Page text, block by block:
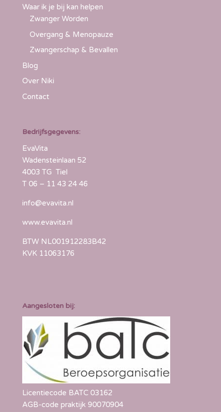
Waar ik je bij kan helpen
Zwanger Worden
Overgang & Menopauze
Zwangerschap & Bevallen
Blog
Over Niki
Contact
Bedrijfsgegevens:
EvaVita
Wadensteinlaan 52
4003 TG Tiel
T 06 – 11 43 24 46
info@evavita.nl
www.evavita.nl
BTW NL001912283B42
KVK 11063176
Aangesloten bij:
Licentiecode BATC 03162
AGB-code praktijk 90070904